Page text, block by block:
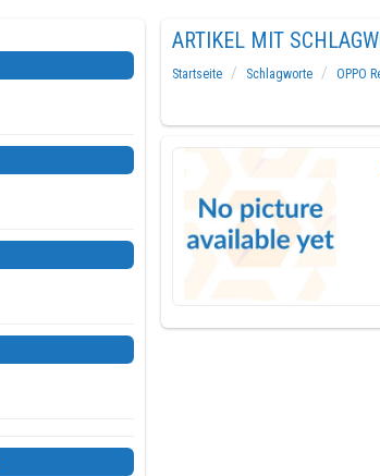
ARTIKEL MIT
Startseite Schlagworte
OPPO